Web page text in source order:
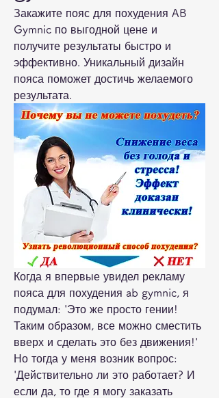
Закажите пояс для похудения AB
Gymnic по выгодной цене и
получите результаты быстро и
эффективно. Уникальный дизайн
пояса поможет достичь желаемого
результата.
Когда я впервые увидел рекламу
пояса для похудения ab gymnic, я
подумал: 'Это же просто гении!
Таким образом, все можно сместить
вверх и сделать это без движения!'
Но тогда у меня возник вопрос:
'Действительно ли это работает? И
если да, то где я могу заказать